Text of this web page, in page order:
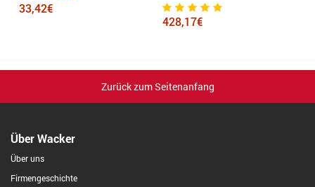
33,42€
428,17€
Zurück zum Seitenanfang
Über Wacker
Über uns
Firmengeschichte